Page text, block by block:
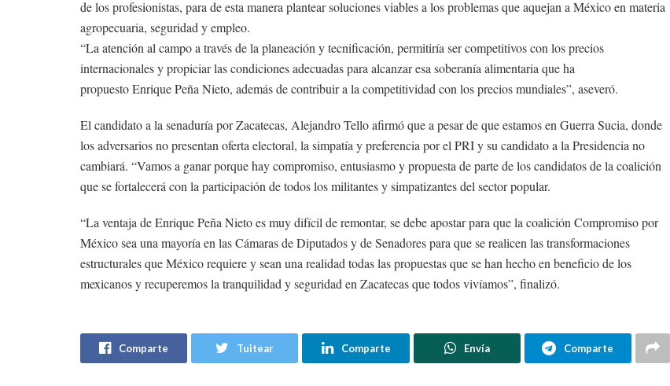
de los profesionistas, para de esta manera plantear soluciones viables a los problemas que aquejan a México en materia
agropecuaria, seguridad y empleo.
“La atención al campo a través de la planeación y tecnificación, permitiría ser competitivos con los precios
internacionales y propiciar las condiciones adecuadas para alcanzar esa soberanía alimentaria que ha
propuesto Enrique Peña Nieto, además de contribuir a la competitividad con los precios mundiales”, aseveró.
El candidato a la senaduría por Zacatecas, Alejandro Tello afirmó que a pesar de que estamos en Guerra Sucia, donde
los adversarios no presentan oferta electoral, la simpatía y preferencia por el PRI y su candidato a la Presidencia no
cambiará. “Vamos a ganar porque hay compromiso, entusiasmo y propuesta de parte de los candidatos de la coalición
que se fortalecerá con la participación de todos los militantes y simpatizantes del sector popular.
“La ventaja de Enrique Peña Nieto es muy difícil de remontar, se debe apostar para que la coalición Compromiso por
México sea una mayoría en las Cámaras de Diputados y de Senadores para que se realicen las transformaciones
estructurales que México requiere y sean una realidad todas las propuestas que se han hecho en beneficio de los
mexicanos y recuperemos la tranquilidad y seguridad en Zacatecas que todos vivíamos”, finalizó.
Comparte Tuitear Comparte Envía Comparte